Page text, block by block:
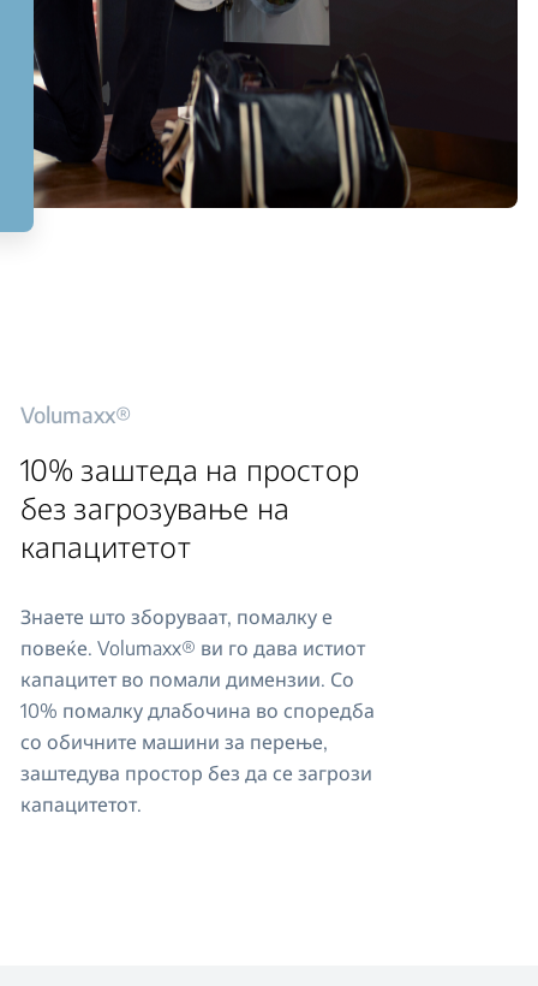
Volumaxx®
10% заштеда на простор
без загрозување на
капацитетот
Знаете што зборуваат, помалку е
повеќе. Volumaxx® ви го дава истиот
капацитет во помали димензии. Со
10% помалку длабочина во споредба
со обичните машини за перење,
заштедува простор без да се загрози
капацитетот.